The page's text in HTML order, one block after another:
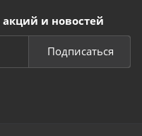
и новостей
Подписаться